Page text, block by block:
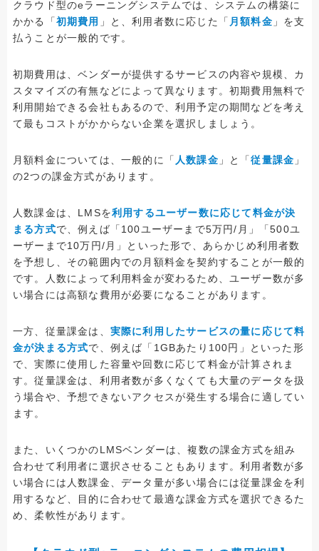
クラウド型のeラーニングシステムでは、システムの構築に
かかる「初期費用 」と、利用者数に応じた「 月額料金 」を支
払うことが一般的です。
初期費用は、ベンダーが提供するサービスの内容や規模、カ
スタマイズの有無などによって異なります。初期費用無料で
利用開始できる会社もあるので、利用予定の期間などを考え
て最もコストがかからない企業を選択しましょう。
月額料金については、一般的に「 人数課金 」と「従量課金 」
の2つの課金方式があります。
人数課金は、LMSを利用するユーザー数に応じて料金が決
まる方式で、例えば「100ユーザーまで5万円/月」「500ユ
ーザーまで10万円/月」といった形で、あらかじめ利用者数
を予想し、その範囲内での月額料金を契約することが一般的
です。人数によって利用料金が変わるため、ユーザー数が多
い場合には高額な費用が必要になることがあります。
一方、従量課金は、 実際に利用したサービスの量に応じて料
金が決まる方式で、例えば「1GBあたり100円」といった形
で、実際に使用した容量や回数に応じて料金が計算されま
す。従量課金は、利用者数が多くなくても大量のデータを扱
う場合や、予想できないアクセスが発生する場合に適してい
ます。
また、いくつかのLMSベンダーは、複数の課金方式を組み
合わせて利用者に選択させることもあります。利用者数が多
い場合には人数課金、データ量が多い場合には従量課金を利
用するなど、目的に合わせて最適な課金方式を選択できるた
め、柔軟性があります。